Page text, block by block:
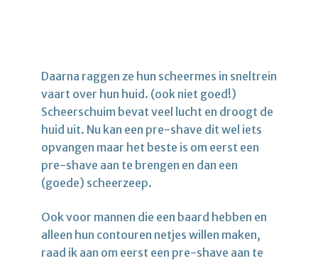
Daarna raggen ze hun scheermes in sneltrein
vaart over hun huid. (ook niet goed!)
Scheerschuim bevat veel lucht en droogt de
huid uit. Nu kan een pre-shave dit wel iets
opvangen maar het beste is om eerst een
pre-shave aan te brengen en dan een
(goede) scheerzeep.
Ook voor mannen die een baard hebben en
alleen hun contouren netjes willen maken,
raad ik aan om eerst een pre-shave aan te